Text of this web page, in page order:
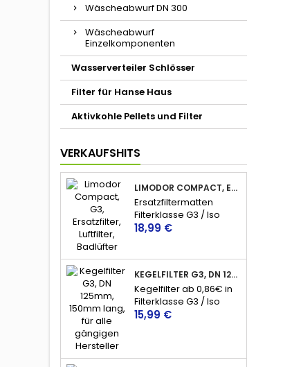
Wäscheabwurf DN 300
Wäscheabwurf
Einzelkomponenten
Wasserverteiler Schlösser
Filter für Hanse Haus
Aktivkohle Pellets und Filter
VERKAUFSHITS
LIMODOR COMPACT, ERSATZFILTER, LUFTFILTER, BADLÜFTER
Ersatzfiltermatten
Filterklasse G3 / Iso
Coarse 45%
Preis
18,99 €
KEGELFILTER G3, DN 125, 150MM LANG, ISO COARSE 45%
Kegelfilter ab 0,86€ in
Filterklasse G3 / Iso
Coarse 45%, für
Preis
15,99 €